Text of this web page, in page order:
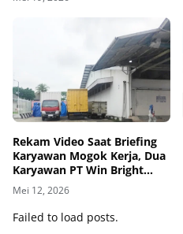
Rekam Video Saat Briefing
Karyawan Mogok Kerja, Dua
Karyawan PT Win Bright
Dimutasi Jadi GA
Mei 12, 2026
Failed to load posts.